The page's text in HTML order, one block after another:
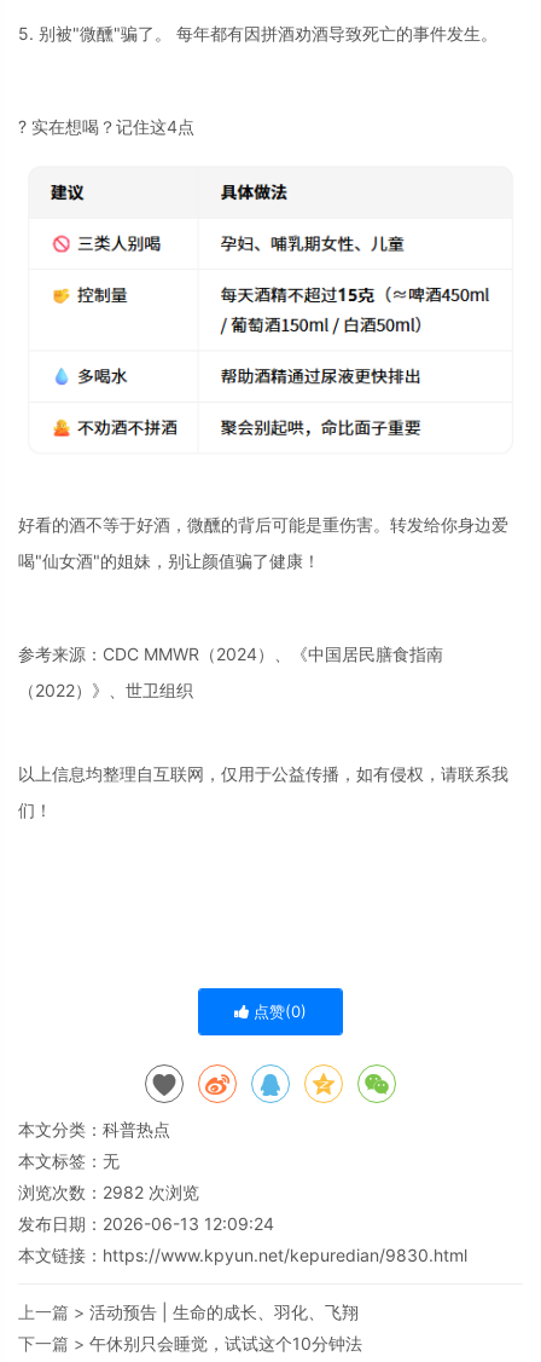
5. 别被"微醺"骗了。 每年都有因拼酒劝酒导致死亡的事件发生。
? 实在想喝？记住这4点
好看的酒不等于好酒，微醺的背后可能是重伤害。 转发给你身边爱
喝"仙女酒"的姐妹，别让颜值骗了健康！
参考来源：CDC MMWR（2024）、《中国居民膳食指南
（2022）》、世卫组织
以上信息均整理自互联网，仅用于公益传播，如有侵权，请联系我
们！
点赞(0)
本文分类： 科普热点
本文标签：无
浏览次数： 2982 次浏览
发布日期：2026-06-13 12:09:24
本文链接： https://www.kpyun.net/kepuredian/9830.html
上一篇 > 活动预告 | 生命的成长、羽化、飞翔
下一篇 > 午休别只会睡觉，试试这个10分钟法